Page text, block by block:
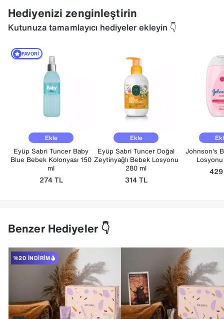
Hediyenizi zenginleştirin
Kutunuza tamamlayıcı hediyeler ekleyin 👇
Ekle
Eyüp Sabri Tuncer Baby
Blue Bebek Kolonyası 150
ml
274TL
FAVORI
Ekle
Eyüp Sabri Tuncer Doğal
Zeytinyağlı Bebek Losyonu
280 ml
314TL
Johnson's
Benzer Hediyeler 👇
%20 İNDIRIM